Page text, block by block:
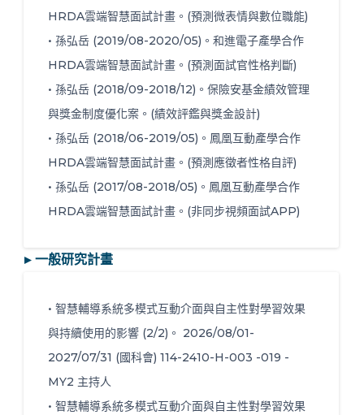
HRDA雲端智慧面試計畫。(預測微表情與數位職能)
• 孫弘岳 (2019/08-2020/05)。和進電子產學合作
HRDA雲端智慧面試計畫。(預測面試官性格判斷)
• 孫弘岳 (2018/09-2018/12)。保險安基金績效管理
與獎金制度優化案。(績效評鑑與獎金設計)
• 孫弘岳 (2018/06-2019/05)。鳳凰互動產學合作
HRDA雲端智慧面試計畫。(預測應徵者性格自評)
• 孫弘岳 (2017/08-2018/05)。鳳凰互動產學合作
HRDA雲端智慧面試計畫。(非同步視頻面試APP)
▸ 一般研究計畫
• 智慧輔導系統多模式互動介面與自主性對學習效果
與持續使用的影響 (2/2)。 2026/08/01-
2027/07/31 (國科會) 114-2410-H-003 -019 -
MY2 主持人
• 智慧輔導系統多模式互動介面與自主性對學習效果